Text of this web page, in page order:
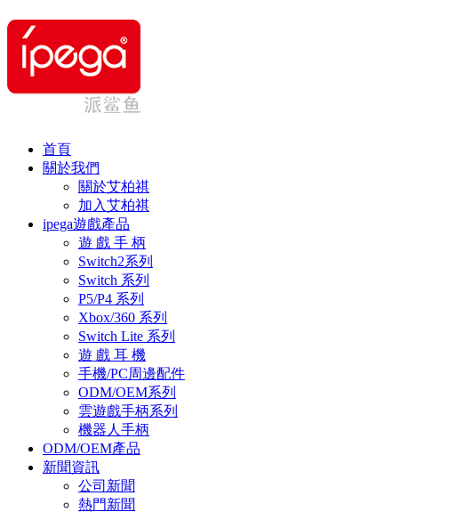
首頁
關於我們
關於艾柏祺
加入艾柏祺
ipega遊戲產品
遊 戲 手 柄
Switch2系列
Switch 系列
P5/P4 系列
Xbox/360 系列
Switch Lite 系列
遊 戲 耳 機
手機/PC周邊配件
ODM/OEM系列
雲遊戲手柄系列
機器人手柄
ODM/OEM產品
新聞資訊
公司新聞
熱門新聞